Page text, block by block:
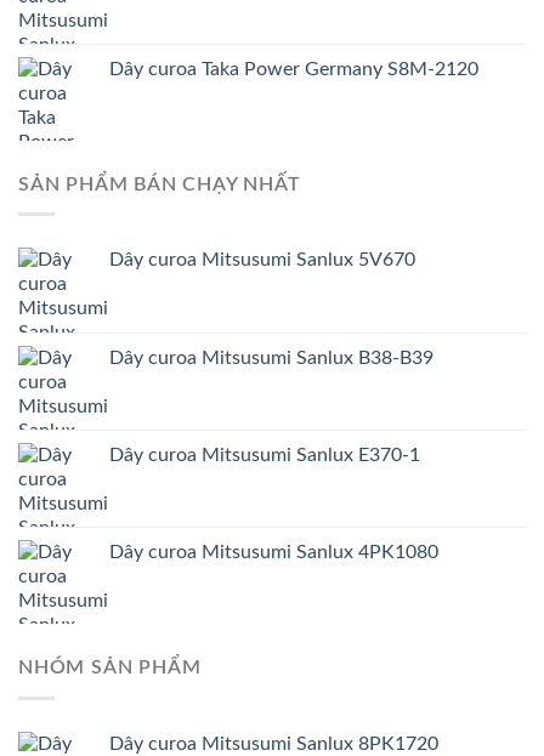
Dây curoa Taka Power Germany S8M-2120
SẢN PHẨM BÁN CHẠY NHẤT
Dây curoa Mitsusumi Sanlux 5V670
Dây curoa Mitsusumi Sanlux B38-B39
Dây curoa Mitsusumi Sanlux E370-1
Dây curoa Mitsusumi Sanlux 4PK1080
NHÓM SẢN PHẨM
Dây curoa Mitsusumi Sanlux 8PK1720